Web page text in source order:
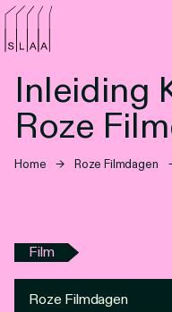
Inleiding
Roze
Home → Roze Filmdagen
Film
Roze Filmdagen
Agenda
Programma's
Lezen
Nieuwsbrief
Over SLAA